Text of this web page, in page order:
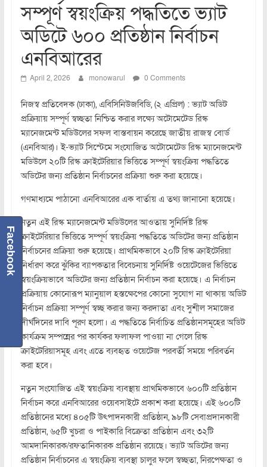
সম্পূর্ণ স্বয়ংক্রিয় পদ্ধতিতে ভ্যাট
অডিটে ৬০০ প্রতিষ্ঠান নির্বাচন
এনবিআরের
April 2, 2026 monowarul 0 Comments
নিজস্ব প্রতিবেদক (ঢাকা), এবিসিনিউজবিডি, (২ এপ্রিল) : ভ্যাট অডিট
প্রক্রিয়ায় সম্পূর্ণ স্বচ্ছতা নিশ্চিত করার লক্ষ্যে অটোমেটেড রিস্ক
ম্যানেজমেন্ট মডিউলের সফল বাস্তবায়ন করেছে জাতীয় রাজস্ব বোর্ড
(এনবিআর)। ই-ভ্যাট সিস্টেমে সংযোজিত অটোমেটেড রিস্ক ম্যানেজমেন্ট
মডিউলে ২০টি রিস্ক ক্রাইটেরিয়ার ভিত্তিতে সম্পূর্ণ স্বয়ংক্রিয় পদ্ধতিতে
অডিটের জন্য প্রতিষ্ঠান নির্বাচনের প্রক্রিয়া শুরু করা হয়েছে।
গণমাধ্যমে পাঠানো এনবিআরের এক বার্তায় এ তথ্য জানানো হয়েছে।
নতুন এই রিস্ক ম্যানেজমেন্ট মডিউলের আওতায় সুনির্দিষ্ট রিস্ক
ক্রাইটেরিয়ার ভিত্তিতে সম্পূর্ণ স্বয়ংক্রিয় পদ্ধতিতে অডিটের জন্য প্রতিষ্ঠান
নির্বাচনের প্রক্রিয়া শুরু হয়েছে। প্রাথমিকভাবে ২০টি রিস্ক ক্রাইটেরিয়া
নির্ধারণ করে ঝুঁকির ব্যাপকতার বিবেচনায় সুনির্দিষ্ট ওয়েটেজের ভিত্তিতে
স্বয়ংক্রিয়ভাবে অডিটের জন্য প্রতিষ্ঠান নির্বাচন করা হয়েছে। এ নির্বাচন
প্রক্রিয়ায় কোনোরূপ ম্যানুয়াল হস্তক্ষেপের কোনো সুযোগ না থাকায় অডিট
নির্বাচন প্রক্রিয়া সম্পূর্ণ স্বচ্ছ করার জন্য করদাতা এবং সুশীল সমাজের
দীর্ঘদিনের দাবি পূরণ হলো। এ পদ্ধতিতে নির্বাচিত প্রতিষ্ঠানসমূহের অডিট
কার্যক্রম সম্পন্নের পর কার্যকর ফলাফল পাওয়া না গেলে রিস্ক
ক্রাইটেরিয়াসমূহ এবং এতে ব্যবহৃত ওয়েটেজ পরবর্তী সময়ে পরিবর্তন
করা হবে।
নতুন সংযোজিত এই স্বয়ংক্রিয় ব্যবস্থায় প্রাথমিকভাবে ৬০০টি প্রতিষ্ঠান
নির্বাচন করে এনবিআরের ওয়েবসাইটে প্রকাশ করা হয়েছে। এই ৬০০টি
প্রতিষ্ঠানের মধ্যে ৪০৫টি উৎপাদনকারী প্রতিষ্ঠান, ৯৮টি সেবাপ্রদানকারী
প্রতিষ্ঠান, ৬৫টি খুচরা ও পাইকারি বিক্রেতা প্রতিষ্ঠান এবং ৩২টি
আমদানিকারক/রফতানিকারক প্রতিষ্ঠান রয়েছে। ভ্যাট অডিটের জন্য
প্রতিষ্ঠান নির্বাচনের এ স্বয়ংক্রিয় ব্যবস্থা চালুর ফলে স্বচ্ছতা, নিরপেক্ষতা ও
Facebook